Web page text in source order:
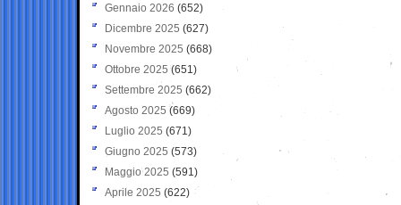
Gennaio 2026 (652)
Dicembre 2025 (627)
Novembre 2025 (668)
Ottobre 2025 (651)
Settembre 2025 (662)
Agosto 2025 (669)
Luglio 2025 (671)
Giugno 2025 (573)
Maggio 2025 (591)
Aprile 2025 (622)